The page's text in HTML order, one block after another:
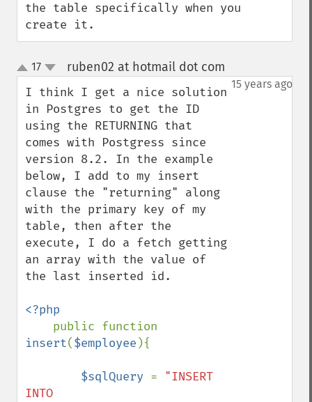
the table specifically when you
create it.
up
down
17 ruben02 at hotmail dot com
15 years ago
I think I get a nice solution
in Postgres to get the ID
using the RETURNING that
comes with Postgress since
version 8.2. In the example
below, I add to my insert
clause the "returning" along
with the primary key of my
table, then after the
execute, I do a fetch getting
an array with the value of
the last inserted id.
<?php
insert($employee ){
$sqlQuery = "INSERT
INTO